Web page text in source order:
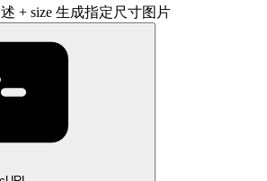
+ size 生成指定尺寸图片